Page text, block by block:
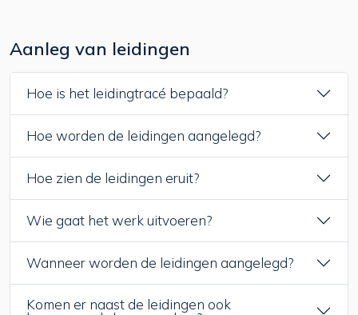
Aanleg van leidingen
Hoe is het leidingtracé bepaald?
Hoe worden de leidingen aangelegd?
Hoe zien de leidingen eruit?
Wie gaat het werk uitvoeren?
Wanneer worden de leidingen aangelegd?
Komen er naast de leidingen ook